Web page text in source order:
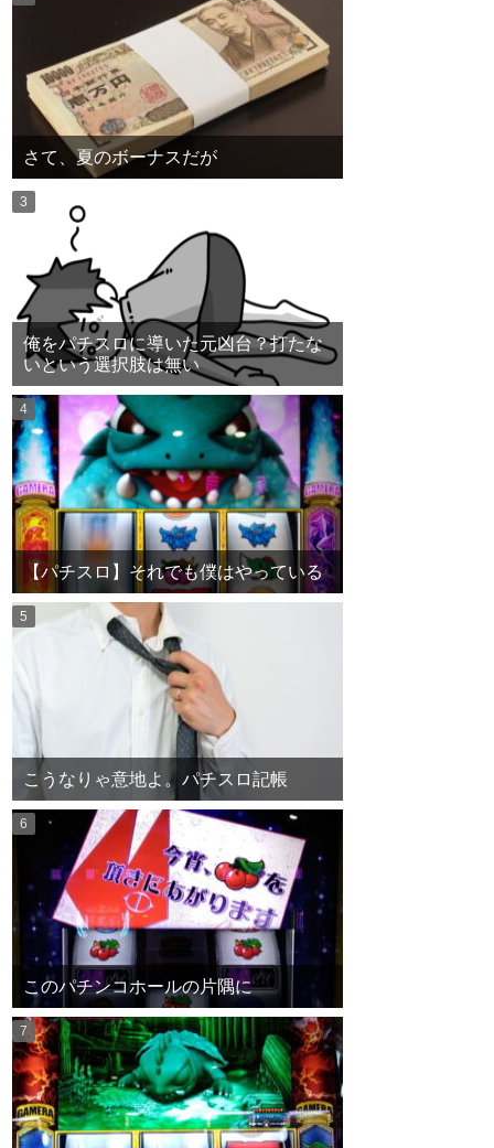
さて、夏のボーナスだが
俺をパチスロに導いた元凶台？打たな
いという選択肢は無い
【パチスロ】それでも僕はやっている
こうなりゃ意地よ。パチスロ記帳
このパチンコホールの片隅に